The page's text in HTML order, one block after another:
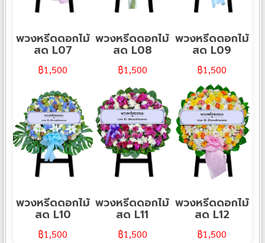
พวงหรีดดอกไม้
สด L07
฿1,500
พวงหรีดดอกไม้
สด L08
฿1,500
พวงหรีดดอกไม้
สด L09
฿1,500
พวงหรีดดอกไม้
สด L10
฿1,500
พวงหรีดดอกไม้
สด L11
฿1,500
พวงหรีดดอกไม้
สด L12
฿1,500